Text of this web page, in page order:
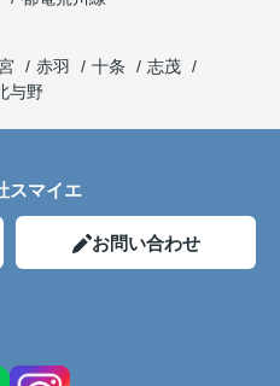
赤羽 十条
志茂
与野
スマイエ
お問い合わせ